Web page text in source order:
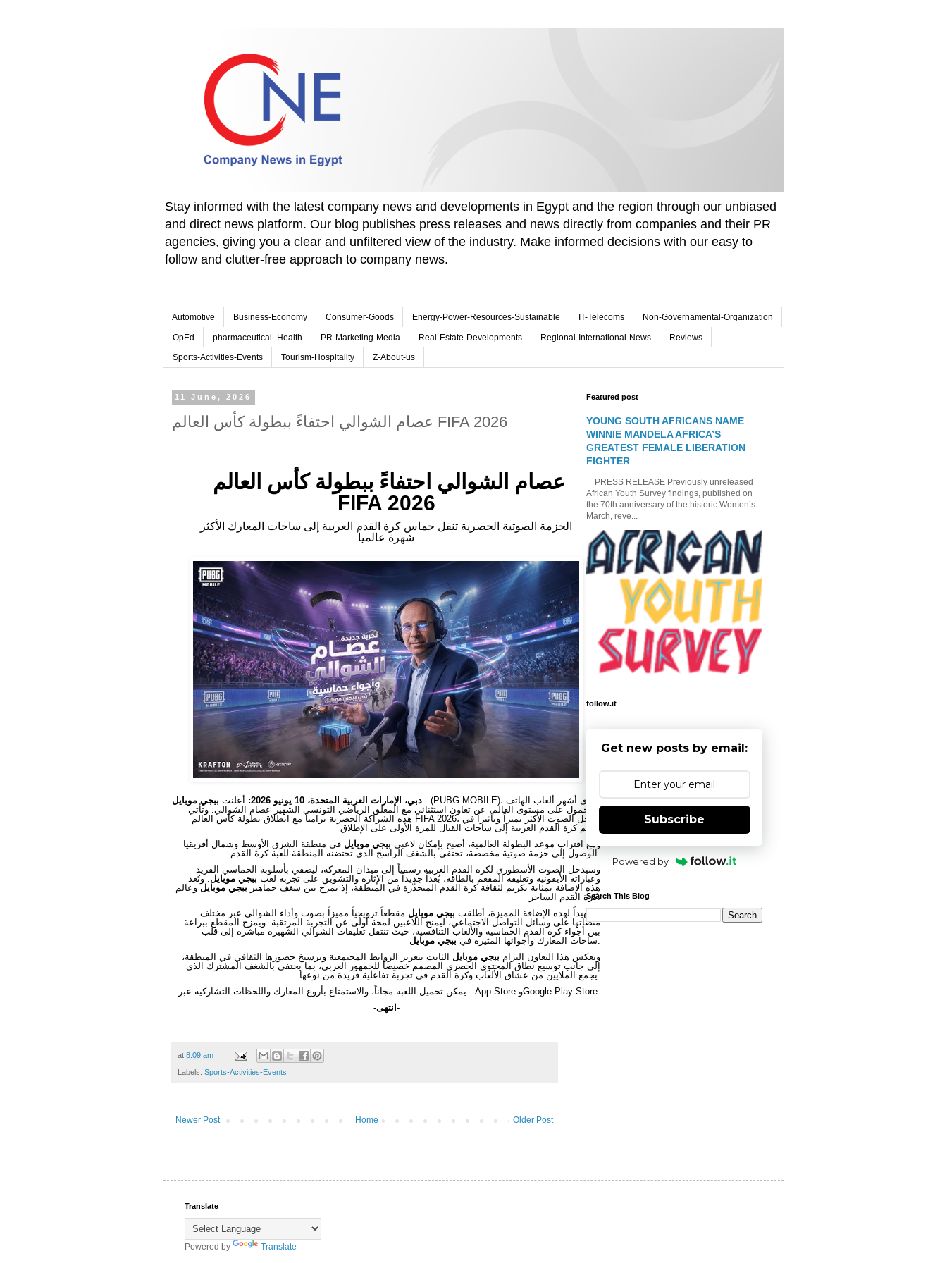
Stay informed with the latest company news and developments in Egypt and the region through our unbiased
and direct news platform. Our blog publishes press releases and news directly from companies and their PR
agencies, giving you a clear and unfiltered view of the industry. Make informed decisions with our easy to
follow and clutter-free approach to company news.
Automotive Business-Economy Consumer-Goods Energy-Power-Resources-Sustainable IT-Telecoms Non-Governamental-Organization
OpEd pharmaceutical- Health PR-Marketing-Media Real-Estate-Developments Regional-International-News Reviews
Sports-Activities-Events Tourism-Hospitality Z-About-us
11 June, 2026
عصام الشوالي احتفاءً ببطولة كأس العالم FIFA 2026
FIFA 2026
الحزمة الصوتية الحصرية تنقل حماس كرة القدم العربية إلى ساحات المعارك الأكثر
شهرة عالمياً
دبي، الإمارات العربية المتحدة، 10 يونيو 2026: أعلنت ببجي موبايل
- (PUBG MOBILE)، إحدى أشهر ألعاب الهاتف
المحمول على مستوى العالم، عن تعاون استثنائي مع المعلق الرياضي التونسي الشهير عصام الشوالي. وتأتي
هذه الشراكة الحصرية تزامناً مع انطلاق بطولة كأس العالم FIFA 2026، لتُدخل الصوت الأكثر تميزاً وتأثيراً في
عالم كرة القدم العربية إلى ساحات القتال للمرة الأولى على الإطلاق.
ومع اقتراب موعد البطولة العالمية، أصبح بإمكان لاعبي ببجي موبايل في منطقة الشرق الأوسط وشمال أفريقيا
الوصول إلى حزمة صوتية مخصصة، تحتفي بالشغف الراسخ الذي تحتضنه المنطقة للعبة كرة القدم.
وسيدخل الصوت الأسطوري لكرة القدم العربية رسمياً إلى ميدان المعركة، ليضفي بأسلوبه الحماسي الفريد
وعباراته الأيقونية وتعليقه المفعم بالطاقة، بُعداً جديداً من الإثارة والتشويق على تجربة لعب ببجي موبايل. وتُعد
هذه الإضافة بمثابة تكريم لثقافة كرة القدم المتجذّرة في المنطقة، إذ تمزج بين شغف جماهير ببجي موبايل وعالم
كرة القدم الساحر.
وتمهيداً لهذه الإضافة المميزة، أطلقت ببجي موبايل مقطعاً ترويجياً مميزاً بصوت وأداء الشوالي عبر مختلف
منصاتها على وسائل التواصل الاجتماعي، ليمنح اللاعبين لمحة أولى عن التجربة المرتقبة. ويمزج المقطع ببراعة
بين أجواء كرة القدم الحماسية والألعاب التنافسية، حيث تنتقل تعليقات الشوالي الشهيرة مباشرة إلى قلب
ساحات المعارك وأجوائها المثيرة في ببجي موبايل
.
ويعكس هذا التعاون التزام ببجي موبايل الثابت بتعزيز الروابط المجتمعية وترسيخ حضورها الثقافي في المنطقة،
إلى جانب توسيع نطاق المحتوى الحصري المصمم خصيصاً للجمهور العربي، بما يحتفي بالشغف المشترك الذي
يجمع الملايين من عشاق الألعاب وكرة القدم في تجربة تفاعلية فريدة من نوعها.
يمكن تحميل اللعبة مجاناً، والاستمتاع بأروع المعارك واللحظات التشاركية عبر App Store وGoogle Play Store.
-انتهى-
at 8:09 am
Labels: Sports-Activities-Events
Newer Post Older Post
Home
Featured post
YOUNG SOUTH AFRICANS NAME
WINNIE MANDELA AFRICA’S
GREATEST FEMALE LIBERATION
FIGHTER
PRESS RELEASE Previously unreleased
African Youth Survey findings, published on
the 70th anniversary of the historic Women’s
March, reve...
follow.it
Get new posts by email:
Subscribe
Powered by
Search This Blog
Translate
Powered by Translate